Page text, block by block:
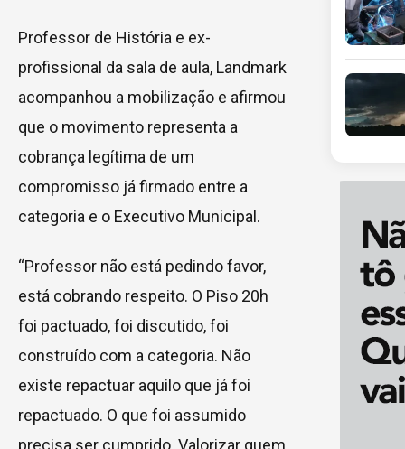
Professor de História e ex-
profissional da sala de aula, Landmark
acompanhou a mobilização e afirmou
que o movimento representa a
cobrança legítima de um
compromisso já firmado entre a
categoria e o Executivo Municipal.
“Professor não está pedindo favor,
está cobrando respeito. O Piso 20h
foi pactuado, foi discutido, foi
construído com a categoria. Não
existe repactuar aquilo que já foi
repactuado. O que foi assumido
precisa ser cumprido. Valorizar quem